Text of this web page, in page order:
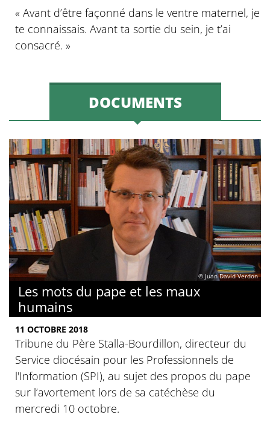
« Avant d’être façonné dans le ventre maternel, je
te connaissais. Avant ta sortie du sein, je t’ai
consacré. »
DOCUMENTS
© Juan David Verdon
Les mots du pape et les maux
humains
11 OCTOBRE 2018
Tribune du Père Stalla-Bourdillon, directeur du
Service diocésain pour les Professionnels de
l'Information (SPI), au sujet des propos du pape
sur l’avortement lors de sa catéchèse du
mercredi 10 octobre.